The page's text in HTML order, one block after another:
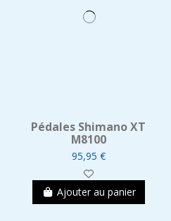
Pédales Shimano XT
M8100
95,95 €
Ajouter au panier